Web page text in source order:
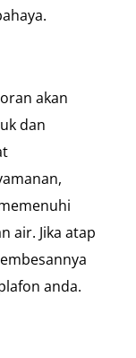
akan
dan
air. Jika atap
anda.